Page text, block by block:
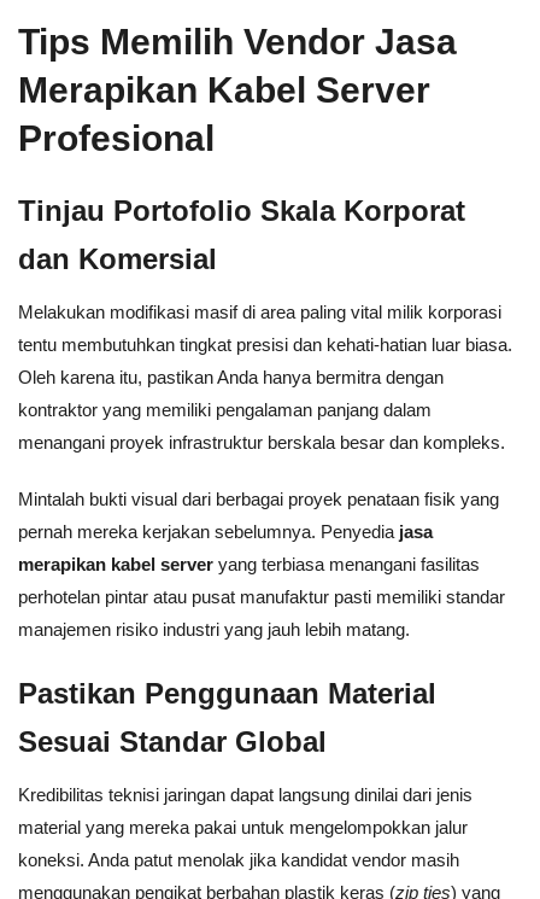
Tips Memilih Vendor Jasa
Merapikan Kabel Server
Profesional
Tinjau Portofolio Skala Korporat
dan Komersial
Melakukan modifikasi masif di area paling vital milik korporasi
tentu membutuhkan tingkat presisi dan kehati-hatian luar biasa.
Oleh karena itu, pastikan Anda hanya bermitra dengan
kontraktor yang memiliki pengalaman panjang dalam
menangani proyek infrastruktur berskala besar dan kompleks.
Mintalah bukti visual dari berbagai proyek penataan fisik yang
pernah mereka kerjakan sebelumnya. Penyedia jasa
merapikan kabel server yang terbiasa menangani fasilitas
perhotelan pintar atau pusat manufaktur pasti memiliki standar
manajemen risiko industri yang jauh lebih matang.
Pastikan Penggunaan Material
Sesuai Standar Global
Kredibilitas teknisi jaringan dapat langsung dinilai dari jenis
material yang mereka pakai untuk mengelompokkan jalur
koneksi. Anda patut menolak jika kandidat vendor masih
menggunakan pengikat berbahan plastik keras (zip ties) yang